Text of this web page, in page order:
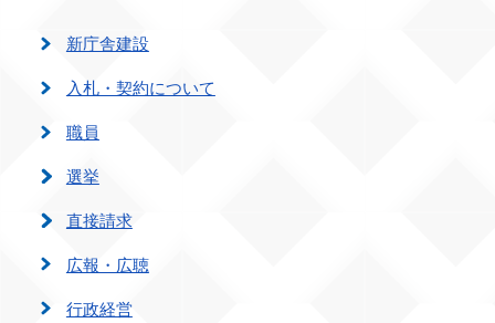
新庁舎建設
入札・契約について
職員
選挙
直接請求
広報・広聴
行政経営